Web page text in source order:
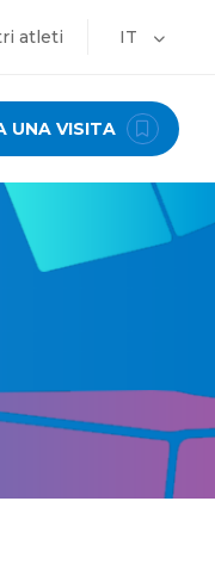
atleti IT
UNA VISITA